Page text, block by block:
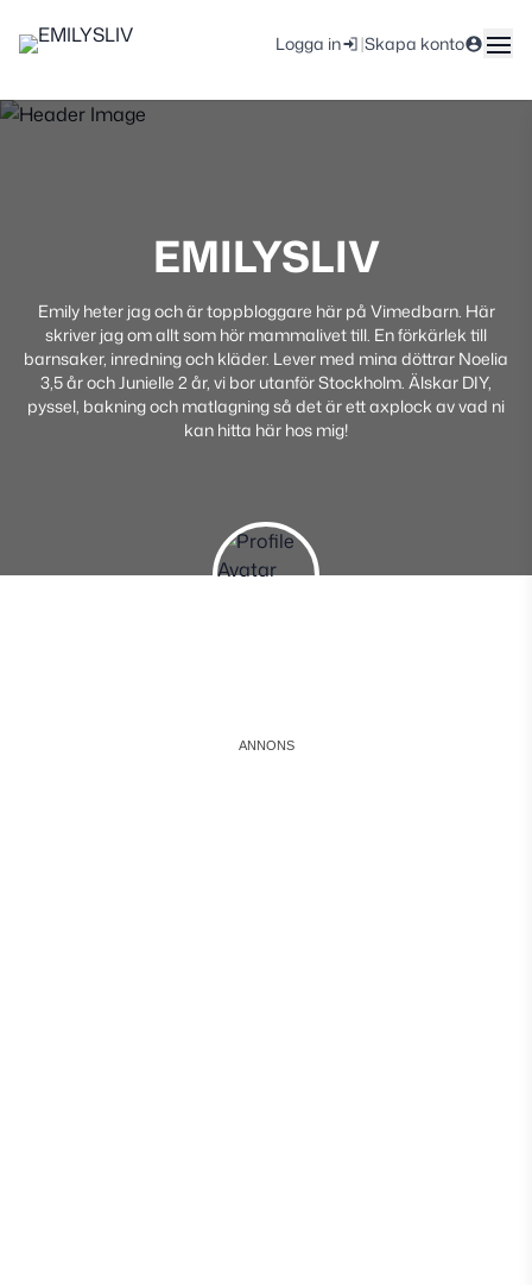
Logga in |Skapa konto
EMILYSLIV
Emily heter jag och är toppbloggare här på Vimedbarn. Här
skriver jag om allt som hör mammalivet till. En förkärlek till
barnsaker, inredning och kläder. Lever med mina döttrar Noelia
3,5 år och Junielle 2 år, vi bor utanför Stockholm. Älskar DIY,
pyssel, bakning och matlagning så det är ett axplock av vad ni
kan hitta här hos mig!